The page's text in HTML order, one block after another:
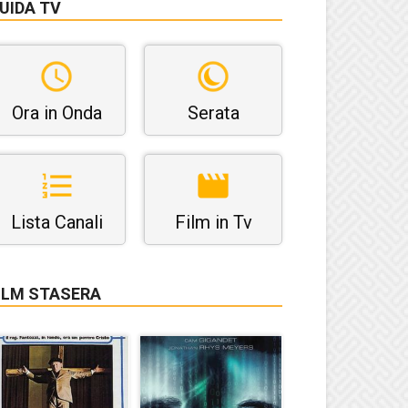
TV
Ora in Onda Serata
Lista Canali Film in Tv
STASERA